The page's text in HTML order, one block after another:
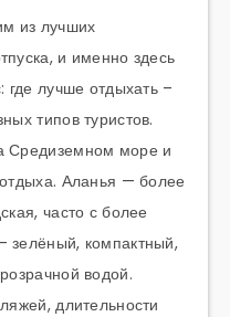
из лучших
и именно здесь
где лучше отдыхать –
типов туристов.
Средиземном море и
Аланья — более
часто с более
компактный,
водой.
длительности